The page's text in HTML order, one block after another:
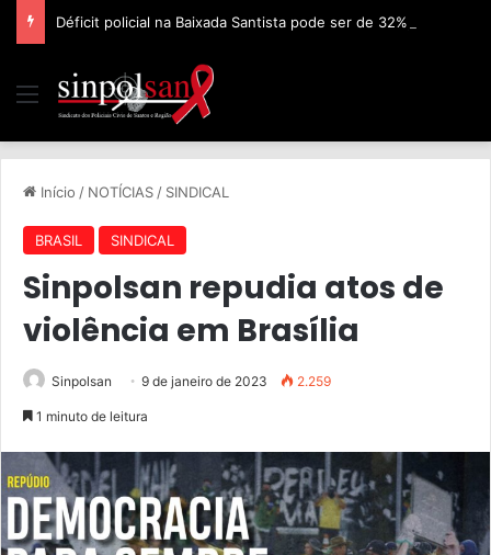
Início / NOTÍCIAS / SINDICAL
BRASIL SINDICAL
Sinpolsan repudia atos de
violência em Brasília
Sinpolsan 9 de janeiro de 2023 2.259
1 minuto de leitura